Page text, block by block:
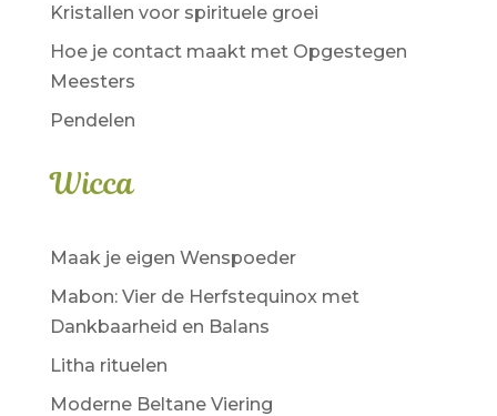
Kristallen voor spirituele groei
Hoe je contact maakt met Opgestegen
Meesters
Pendelen
Wicca
Maak je eigen Wenspoeder
Mabon: Vier de Herfstequinox met
Dankbaarheid en Balans
Litha rituelen
Moderne Beltane Viering